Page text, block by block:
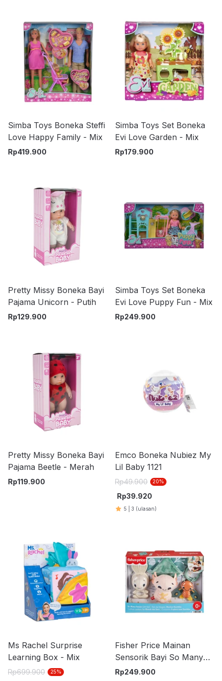
Simba Toys Boneka Steffi
Love Happy Family - Mix
Rp419.900
Simba Toys Set Boneka
Evi Love Garden - Mix
Rp179.900
Pretty Missy Boneka Bayi
Pajama Unicorn - Putih
Rp129.900
Simba Toys Set Boneka
Evi Love Puppy Fun - Mix
Rp249.900
Pretty Missy Boneka Bayi
Pajama Beetle - Merah
Rp119.900
Emco Boneka Nubiez My
Lil Baby 1121
Rp49.900 20%
Rp39.920
5 3 (ulasan)
Ms Rachel Surprise
Learning Box - Mix
Rp699.900 25%
Fisher Price Mainan
Sensorik Bayi So Many
Senses Gift Set
Rp249.900